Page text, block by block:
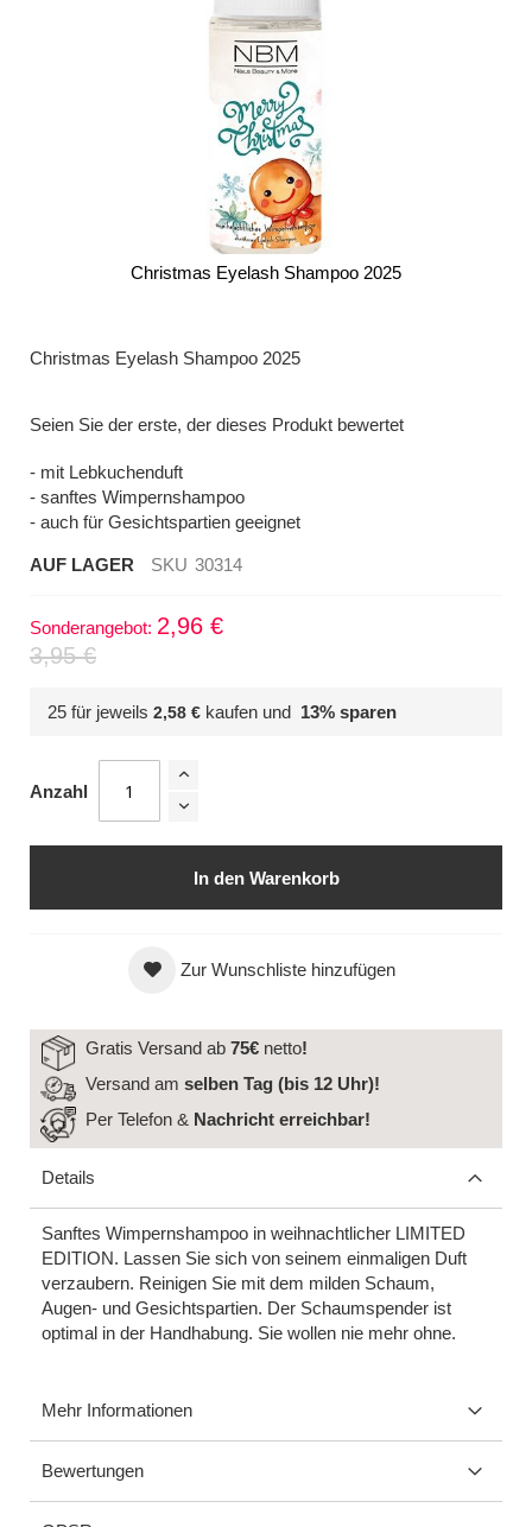
Christmas Eyelash Shampoo 2025
der
Christmas Eyelash Shampoo 2025
Seien Sie der erste, der dieses Produkt bewertet
- mit Lebkuchenduft
- sanftes Wimpernshampoo
- auch für Gesichtspartien geeignet
AUF LAGER SKU 30314
Sonderangebot 2,96 €
3,95 €
25 für jeweils 2,58 € kaufen und 13% sparen
Anzahl
In den Warenkorb
Zur Wunschliste hinzufügen
Gratis Versand ab 75€ netto!
Versand am selben Tag (bis 12 Uhr)!
Per Telefon & Nachricht erreichbar!
Details
Sanftes Wimpernshampoo in weihnachtlicher LIMITED
EDITION. Lassen Sie sich von seinem einmaligen Duft
verzaubern. Reinigen Sie mit dem milden Schaum,
Augen- und Gesichtspartien. Der Schaumspender ist
optimal in der Handhabung. Sie wollen nie mehr ohne.
Mehr Informationen
Bewertungen